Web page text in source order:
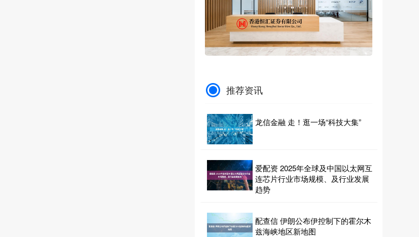
推荐资讯
龙信金融 走！逛一场“科技大集”
爱配资 2025年全球及中国以太网互
连芯片行业市场规模、及行业发展
趋势
配查信 伊朗公布伊控制下的霍尔木
兹海峡地区新地图